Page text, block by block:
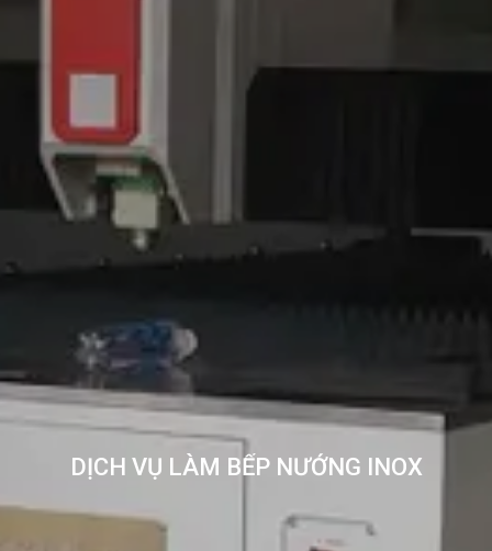
DỊCH VỤ LÀM BẾP NƯỚNG INOX